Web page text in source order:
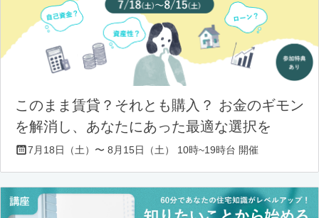
このまま賃貸？それとも購入？ お金のギモン
を解消し、あなたにあった最適な選択を
7月18日（土）〜 8月15日（土） 10時~19時台 開催